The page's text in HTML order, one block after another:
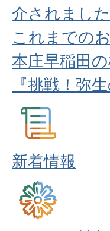
介されました
これまでの
本庄早稲田
『挑戦！弥
新着情報